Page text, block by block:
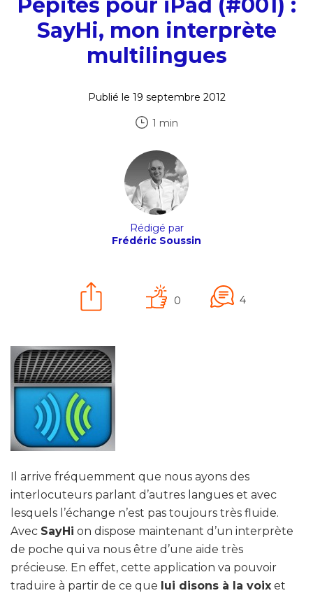
Pépites pour iPad (#001) :
SayHi, mon interprète
multilingues
Publié le 19 septembre 2012
1 min
Rédigé par
Frédéric Soussin
0 4
Il arrive fréquemment que nous ayons des
interlocuteurs parlant d’autres langues et avec
lesquels l’échange n’est pas toujours très fluide.
Avec SayHi on dispose maintenant d’un interprète
de poche qui va nous être d’une aide très
précieuse. En effet, cette application va pouvoir
traduire à partir de ce que lui disons à la voix et